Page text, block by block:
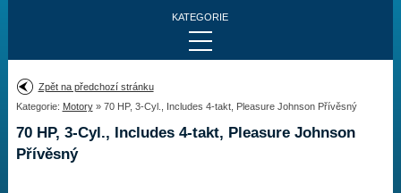
KATEGORIE
Provedení:
Výrobce:
Výkon:
Drážky na hřídeli:
Zpět na předchozí stránku
Kategorie: Motory» 70 HP, 3-Cyl., Includes 4-takt, Pleasure Johnson Přívěsný
70 HP, 3-Cyl., Includes 4-takt, Pleasure Johnson
Přívěsný